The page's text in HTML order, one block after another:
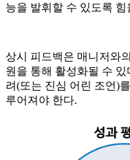
능을 발휘할 수 있도록
상시 피드백은 매니저와
원을 통해 활성화될 수
려(또는 진심 어린 조언)
루어져야 한다.